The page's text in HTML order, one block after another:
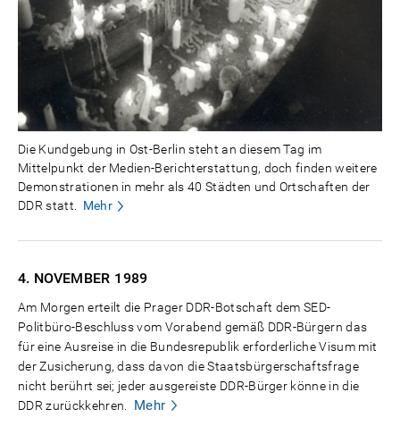
Die Kundgebung in Ost-Berlin steht an diesem Tag im
Mittelpunkt der Medien-Berichterstattung, doch finden weitere
Demonstrationen in mehr als 40 Städten und Ortschaften der
DDR statt. Mehr
4. NOVEMBER 1989
Am Morgen erteilt die Prager DDR-Botschaft dem SED-
Politbüro-Beschluss vom Vorabend gemäß DDR-Bürgern das
für eine Ausreise in die Bundesrepublik erforderliche Visum mit
der Zusicherung, dass davon die Staatsbürgerschaftsfrage
nicht berührt sei; jeder ausgereiste DDR-Bürger könne in die
DDR zurückkehren.
Mehr